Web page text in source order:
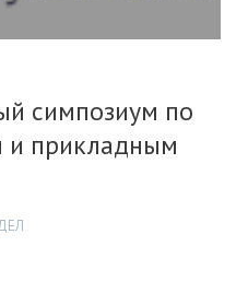
симпозиум по
и прикладным